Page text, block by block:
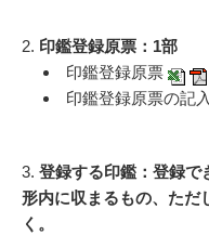
2. 印鑑登録原票：1部
印鑑登録原票
印鑑登録原票の記
3. 登録する印鑑：登録で
形内に収まるもの、ただ
く。